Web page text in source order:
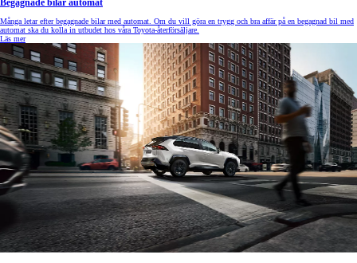
Begagnade bilar automat
Många letar efter begagnade bilar med automat. Om du vill göra en trygg och bra affär på en begagnad bil med
automat ska du kolla in utbudet hos våra Toyota-återförsäljare.
Läs mer